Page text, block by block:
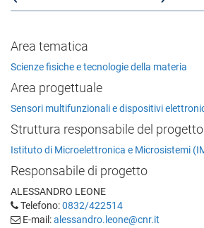
Area tematica
Scienze fisiche e tecnologie della materia
Area progettuale
Sensori multifunzionali e dispositivi
Struttura responsabile del
Istituto di Microelettronica e Microsistemi
Responsabile di progetto
ALESSANDRO LEONE
Telefono:0832/422514
E-mail:alessandro.leone@cnr.it